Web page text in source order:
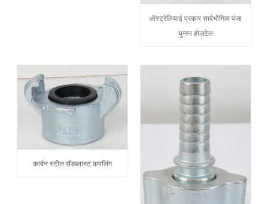
ऑस्ट्रेलियाई प्रकार सार्वभौमिक पंजा
युग्मन होज़टेल
कार्बन स्टील सैंडब्लास्ट कपलिंग